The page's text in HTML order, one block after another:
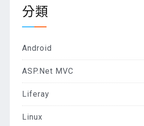
分類
Android
ASP.Net MVC
Liferay
Linux